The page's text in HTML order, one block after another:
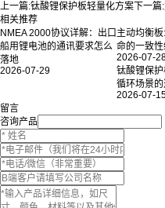
上一篇:钛酸锂保护板轻量化方案 下一篇:
相关推荐
NMEA 2000协议详解：出口
船用锂电池的通讯要求怎么
落地
2026-07-29
主动均衡
命的一致
2026-07-
钛酸锂保
循环场景
2026-07-
留言
咨询产品